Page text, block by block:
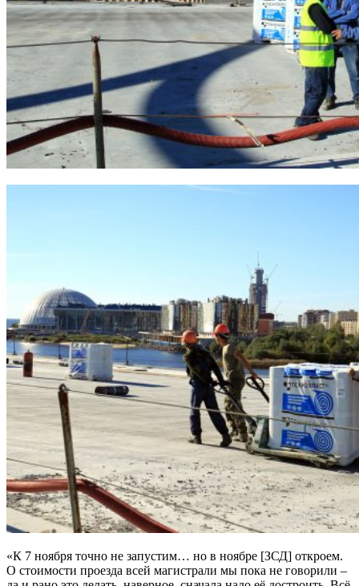
«К 7 ноября точно не запустим… но в ноябре [ЗСД] откроем.
О стоимости проезда всей магистрали мы пока не говорили –